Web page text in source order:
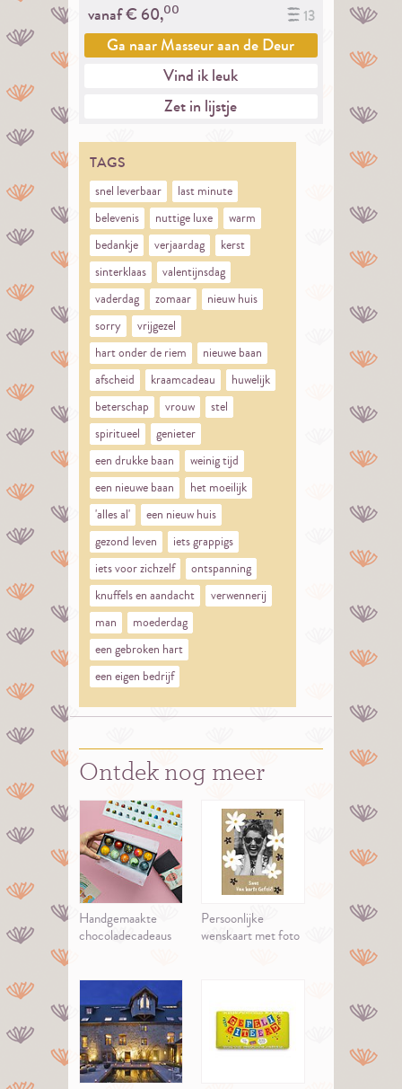
13
vanaf € 60,00
Ga naarMasseur aan de Deur
Vind ik leuk
Zet in lijstje
TAGS
snel leverbaar
last minute
belevenis
nuttige luxe
warm
bedankje
verjaardag
kerst
sinterklaas
valentijnsdag
vaderdag
zomaar
nieuw huis
sorry
vrijgezel
hart onder de riem
nieuwe baan
afscheid
kraamcadeau
huwelijk
beterschap
vrouw
stel
spiritueel
genieter
een drukke baan
weinig tijd
een nieuwe baan
het moeilijk
'alles al'
een nieuw huis
gezond leven
iets grappigs
iets voor zichzelf
ontspanning
knuffels en aandacht
verwennerij
man
moederdag
een gebroken hart
een eigen bedrijf
Ontdek nog meer
Handgemaakte
chocoladecadeaus
Persoonlijke
wenskaart met foto